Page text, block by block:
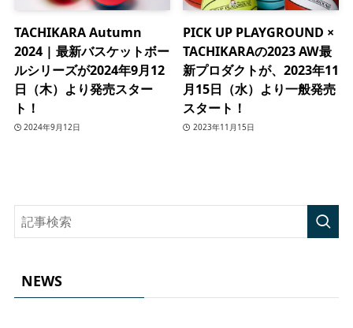
TACHIKARA Autumn
2024 | 最新バスケットボー
ルシリーズが2024年9月12
日（木）より発売スター
ト！
2024年9月12日
PICK UP PLAYGROUND ×
TACHIKARAの2023 AW最
新プロダクトが、2023年11
月15日（水）より一般発売
スタート！
2023年11月15日
NEWS